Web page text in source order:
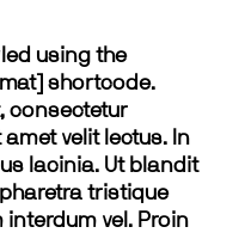
using the
shortcode.
consectetur
velit lectus. In
lacinia. Ut blandit
tristique
vel. Proin